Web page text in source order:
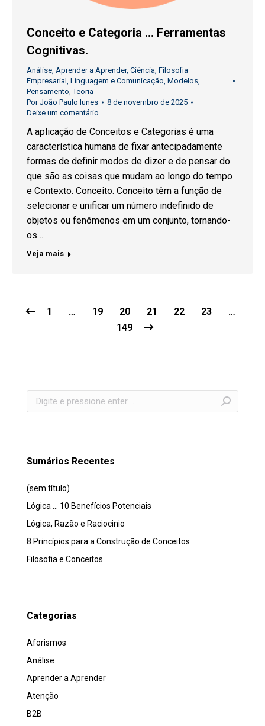
Conceito e Categoria … Ferramentas
Cognitivas.
Análise, Aprender a Aprender, Ciência, Filosofia
Empresarial , Linguagem e Comunicação, Modelos,
Pensamento,Teoria
PorJoão Paulo Iunes
8 de novembro de 2025
Deixe um comentário
A aplicação de Conceitos e Categorias é uma
característica humana de fixar antecipadamente
formas de definir modos de dizer e de pensar do
que são as coisas que mudam ao longo do tempo
e Contexto. Conceito. Conceito têm a função de
selecionar e unificar um número indefinido de
objetos ou fenômenos em um conjunto, tornando-
os…
Veja mais
1 … 19 20 21 22 23
…
149
Search:
Sumários Recentes
(sem título)
Lógica … 10 Benefícios Potenciais
Lógica, Razão e Raciocinio
8 Princípios para a Construção de Conceitos
Filosofia e Conceitos
Categorias
Aforismos
Análise
Aprender a Aprender
Atenção
B2B